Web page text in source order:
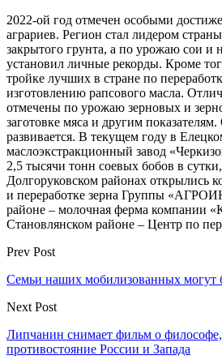
2022-ой год отмечен особыми
аграриев. Регион стал лидером
закрытого грунта, а по урожаю сои и
установил личные рекорды. Кроме
тройке лучших в стране по
изготовлению рапсового масла.
отмечены по урожаю зерновых и
заготовке мяса и другим
развивается. В текущем году в
маслоэкстракционный завод
2,5 тысячи тонн соевых бобов в
Долгоруковском районах открылись
и переработке зерна Группы
районе – молочная ферма компании
Становлянском районе – Центр по
Prev Post
Семьи наших мобилизованных могут
Next Post
Липчанин снимает фильм о
противостояние России и Запада